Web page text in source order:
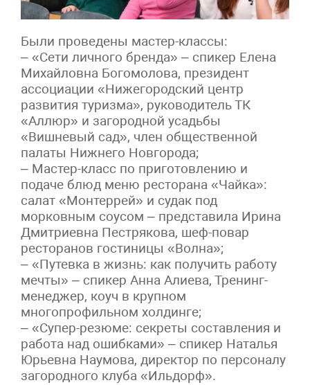
Были проведены мастер-классы:
– «Сети личного бренда» – спикер Елена
Михайловна Богомолова, президент
ассоциации «Нижегородский центр
развития туризма», руководитель ТК
«Аллюр» и загородной усадьбы
«Вишневый сад», член общественной
палаты Нижнего Новгорода;
– Мастер-класс по приготовлению и
подаче блюд меню ресторана «Чайка»:
салат «Монтеррей» и судак под
морковным соусом – представила Ирина
Дмитриевна Пестрякова, шеф-повар
ресторанов гостиницы «Волна»;
– «Путевка в жизнь: как получить работу
мечты» – спикер Анна Алиева, Тренинг-
менеджер, коуч в крупном
многопрофильном холдинге;
– «Супер-резюме: секреты составления и
работа над ошибками» – спикер Наталья
Юрьевна Наумова, директор по персоналу
загородного клуба «Ильдорф».